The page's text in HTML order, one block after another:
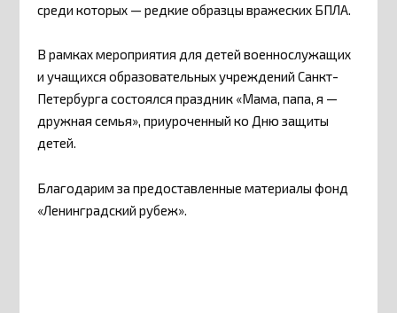
среди которых — редкие образцы вражеских БПЛА.
В рамках мероприятия для детей военнослужащих
и учащихся образовательных учреждений Санкт-
Петербурга состоялся праздник «Мама, папа, я —
дружная семья», приуроченный ко Дню защиты
детей.
Благодарим за предоставленные материалы фонд
«Ленинградский рубеж».